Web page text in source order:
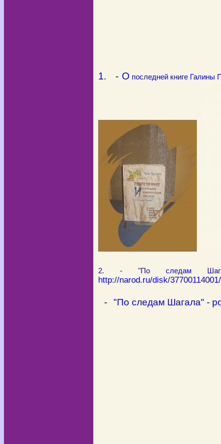
1. - О последней книге Галины
2. - "По следам
http://narod.ru/disk/
- "По следам Шагала" -